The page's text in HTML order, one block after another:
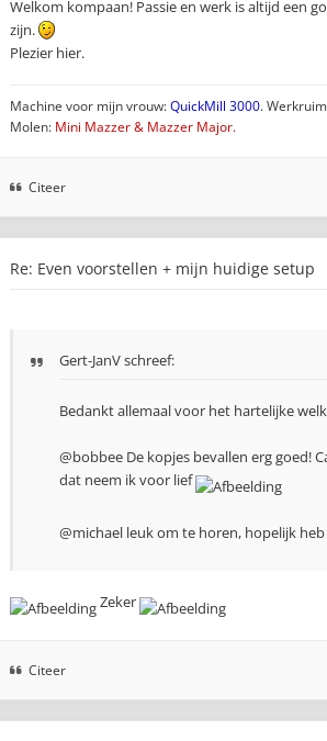
Welkom kompaan! Passie en werk is altijd een
zijn.
Plezier hier.
Machine voor mijn vrouw:QuickMill 3000.
Molen: Mini Mazzer & Mazzer Major.
Citeer
Re: Even voorstellen + mijn huidige setup
Gert-JanV schreef:
Bedankt allemaal voor het hartelijke
@bobbee De kopjes bevallen erg goed!
dat neem ik voor lief
@michael leuk om te horen, hopelijk
Zeker
Citeer